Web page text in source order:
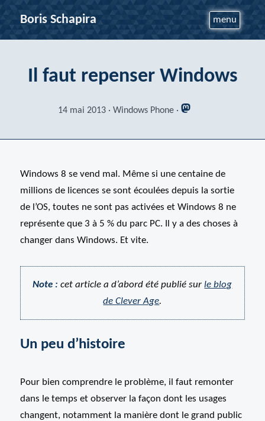
Boris Schapira menu
Il faut repenser Windows
14 mai 2013 Windows Phone
Windows 8 se vend mal. Même si une centaine de
millions de licences se sont écoulées depuis la sortie
de l’OS, toutes ne sont pas activées et Windows 8 ne
représente que 3 à 5 % du parc PC. Il y a des choses à
changer dans Windows. Et vite.
Note : cet article a d’abord été publié surle blog
de Clever Age.
Un peu d’histoire
Pour bien comprendre le problème, il faut remonter
dans le temps et observer la façon dont les usages
changent, notamment la manière dont le grand public